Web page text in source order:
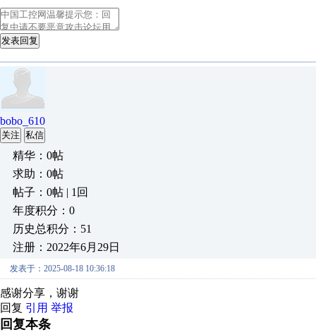
发表回复
bobo_610
关注 私信
精华：0帖
求助：0帖
帖子：0帖 | 1回
年度积分：0
历史总积分：51
注册：2022年6月29日
发表于：2025-08-18 10:36:18
感谢分享，谢谢
回复 引用 举报
回复本条